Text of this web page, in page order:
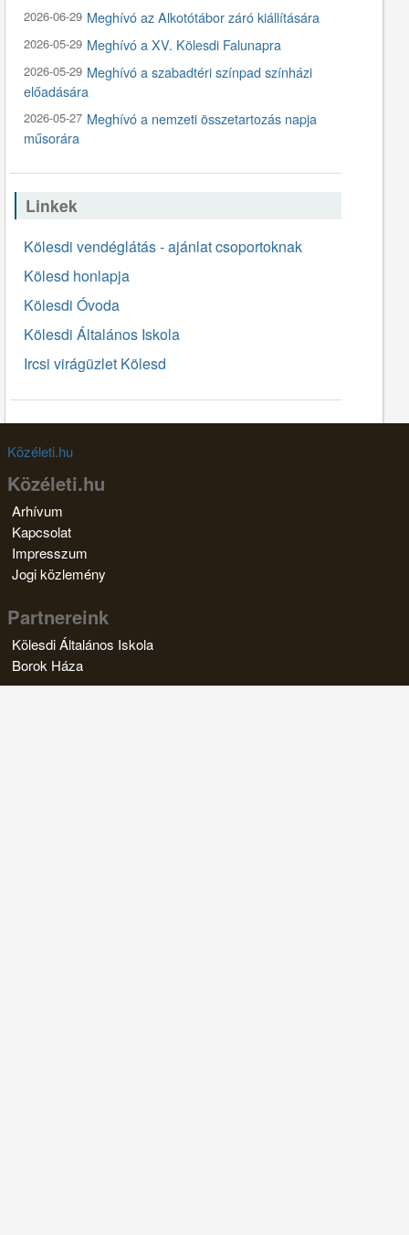
2026-06-29 Meghívó az Alkotótábor záró kiállítására
2026-05-29 Meghívó a XV. Kölesdi Falunapra
2026-05-29 Meghívó a szabadtéri színpad színházi
előadására
2026-05-27 Meghívó a nemzeti összetartozás napja
műsorára
Linkek
Kölesdi vendéglátás - ajánlat csoportoknak
Kölesd honlapja
Kölesdi Óvoda
Kölesdi Általános Iskola
Ircsi virágüzlet Kölesd
Közéleti.hu
Közéleti.hu
Arhívum
Kapcsolat
Impresszum
Jogi közlemény
Partnereink
Kölesdi Általános Iskola
Borok Háza